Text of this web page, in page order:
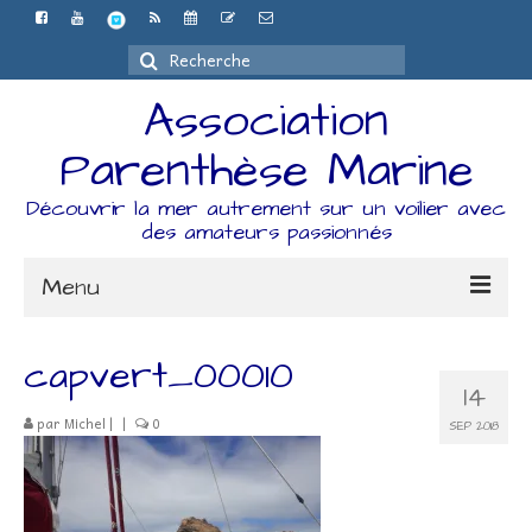
Rechercher
:
Association
Parenthèse Marine
Découvrir la mer autrement sur un voilier avec
des amateurs passionnés
Menu
L’association
Espace Adhérents
Organisation
14
SEP 2018
capvert_00010
par Michel | | 0